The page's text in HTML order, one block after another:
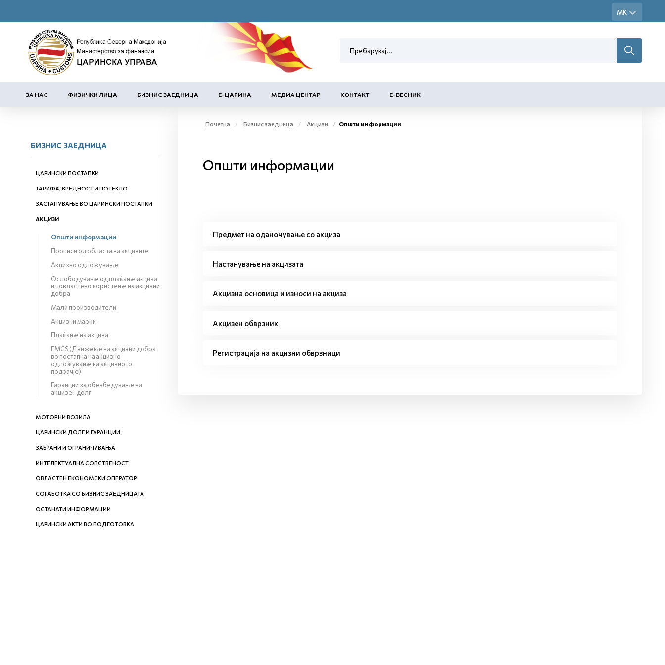
ЗА НАС ФИЗИЧКИ ЛИЦА БИЗНИС ЗАЕДНИЦА Е-ЦАРИНА МЕДИА ЦЕНТАР КОНТАКТ Е-ВЕСНИК
БИЗНИС ЗАЕДНИЦА
ЦАРИНСКИ ПОСТАПКИ
ТАРИФА, ВРЕДНОСТ И ПОТЕКЛО
ЗАСТАПУВАЊЕ ВО ЦАРИНСКИ ПОСТАПКИ
АКЦИЗИ
Општи информации
Прописи од областа на акцизите
Акцизно одложување
Ослободување од плаќање акциза
и повластено користење на акцизни
добра
Мали производители
Акцизни марки
Плаќање на акциза
EMCS (Движење на акцизни добра
во постапка на акцизно
одложување на акцизното
подрачје)
Гаранции за обезбедување на
акцизен долг
МОТОРНИ ВОЗИЛА
ЦАРИНСКИ ДОЛГ И ГАРАНЦИИ
ЗАБРАНИ И ОГРАНИЧУВАЊА
ИНТЕЛЕКТУАЛНА СОПСТВЕНОСТ
ОВЛАСТЕН ЕКОНОМСКИ ОПЕРАТОР
СОРАБОТКА СО БИЗНИС ЗАЕДНИЦАТА
ОСТАНАТИ ИНФОРМАЦИИ
ЦАРИНСКИ АКТИ ВО ПОДГОТОВКА
Почетна Бизнис заедница Акцизи Општи информации
Општи информации
Предмет на оданочување со акциза
Настанување на акцизата
Акцизна основица и износи на акциза
Акцизен обврзник
Регистрација на акцизни обврзници